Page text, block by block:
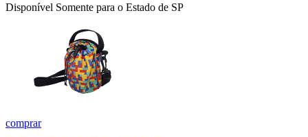
Disponível Somente para o Estado de SP
comprar